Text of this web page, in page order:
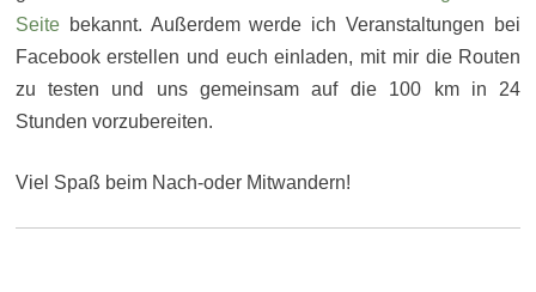
Seitebekannt. Außerdem werde ich Veranstaltungen bei
Facebook erstellen und euch einladen, mit mir die Routen
zu testen und uns gemeinsam auf die 100 km in 24
Stunden vorzubereiten.
Viel Spaß beim Nach-oder Mitwandern!